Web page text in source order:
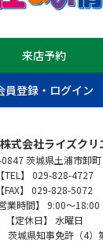
来店予約
員登録・ログイン
株式会社ライズク
0847 茨城県土浦市卸
【TEL】 029-828-4727
【FAX】 029-828-5072
営業時間】 9:00～18:00
【定休日】 水曜日
茨城県知事免許（4